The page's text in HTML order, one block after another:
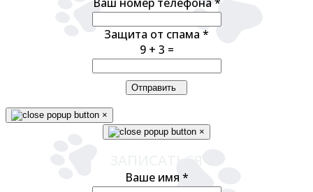
Защита от спама *
9 + 3 =
Отправить
×
×
Ваше имя *